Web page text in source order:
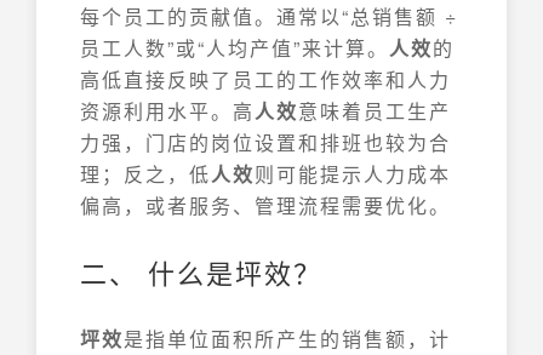
每个员工的贡献值。通常以“总销售额 ÷
员工人数”或“人均产值”来计算。 人效的
高低直接反映了员工的工作效率和人力
资源利用水平。高人效意味着员工生产
力强，门店的岗位设置和排班也较为合
理；反之，低人效则可能提示人力成本
偏高，或者服务、管理流程需要优化。
二、 什么是坪效？
坪效是指单位面积所产生的销售额，计